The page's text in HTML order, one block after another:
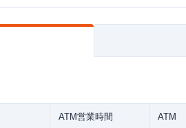
ATM営業時間 ATM